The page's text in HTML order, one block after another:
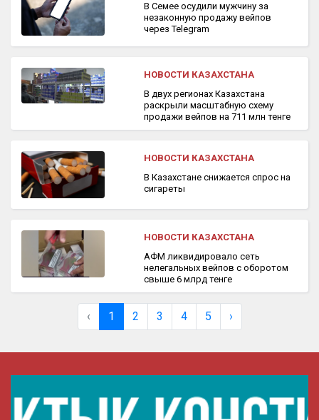
В Семее осудили мужчину за
незаконную продажу вейпов
через Telegram
НОВОСТИ КАЗАХСТАНА
В двух регионах Казахстана
раскрыли масштабную схему
продажи вейпов на 711 млн тенге
НОВОСТИ КАЗАХСТАНА
В Казахстане снижается спрос на
сигареты
НОВОСТИ КАЗАХСТАНА
АФМ ликвидировало сеть
нелегальных вейпов с оборотом
свыше 6 млрд тенге
‹ 1 2 3 4 5 ›